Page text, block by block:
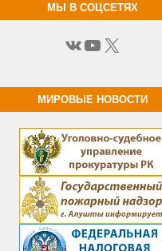
МЫ В СОЦСЕТЯХ
ВКонтакте
YouTube
X
МИРОВЫЕ НОВОСТИ